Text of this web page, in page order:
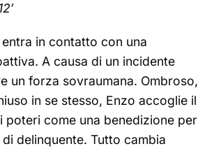
in contatto con una
A causa di un incidente
un forza sovraumana. Ombroso,
in se stesso, Enzo accoglie il
poteri come una benedizione per
delinquente. Tutto cambia